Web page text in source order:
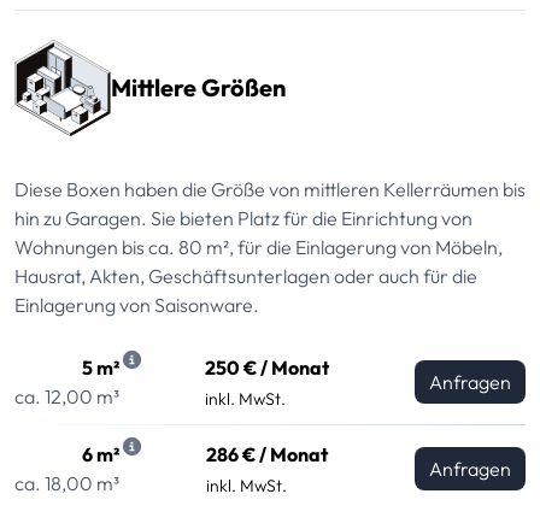
Mittlere Größen
Diese Boxen haben die Größe von mittleren Kellerräumen bis
hin zu Garagen. Sie bieten Platz für die Einrichtung von
Wohnungen bis ca. 80 m², für die Einlagerung von Möbeln,
Hausrat, Akten, Geschäftsunterlagen oder auch für die
Einlagerung von Saisonware.
5 m²
ca. 12,00 m³
250 € / Monat
inkl. MwSt.
Anfragen
6 m²
ca. 18,00 m³
286 € / Monat
inkl. MwSt.
Anfragen